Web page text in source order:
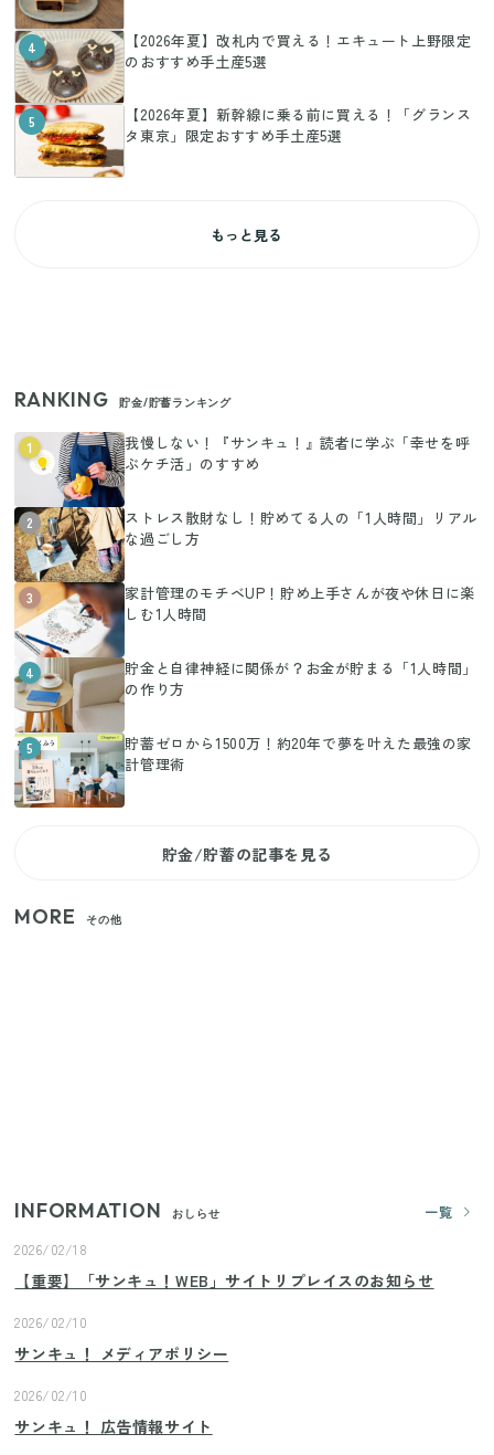
4
【2026年夏】改札内で買える！エキュート上野限定
のおすすめ手土産5選
5
【2026年夏】新幹線に乗る前に買える！「グランス
タ東京」限定おすすめ手土産5選
もっと見る
RANKING 貯金/貯蓄ランキング
1
我慢しない！『サンキュ！』読者に学ぶ「幸せを呼
ぶケチ活」のすすめ
2
ストレス散財なし！貯めてる人の「1人時間」リアル
な過ごし方
3
家計管理のモチベUP！貯め上手さんが夜や休日に楽
しむ1人時間
4
貯金と自律神経に関係が？お金が貯まる「1人時間」
の作り方
5
貯蓄ゼロから1500万！約20年で夢を叶えた最強の家
計管理術
貯金/貯蓄の記事を見る
MORE その他
INFORMATION おしらせ
一覧
2026/02/18
【重要】「サンキュ！WEB」サイトリプレイスのお知らせ
2026/02/10
サンキュ！ メディアポリシー
2026/02/10
サンキュ！ 広告情報サイト